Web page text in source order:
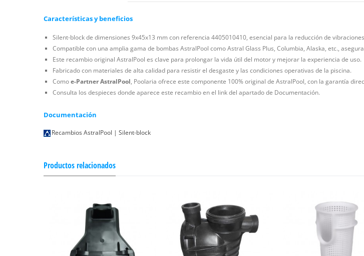
Características y beneficios
Silent-block de dimensiones 9x45x13 mm con referencia 4405010410, esencial para la reducción de
Compatible con una amplia gama de bombas AstralPool como Astral Glass Plus, Columbia, Alaska, etc.,
Este recambio original AstralPool es clave para prolongar la vida útil del motor y mejorar la experiencia de uso.
Fabricado con materiales de alta calidad para resistir el desgaste y las condiciones operativas de la piscina.
Comoe-Partner AstralPool, Poolaria ofrece este componente 100% original de AstralPool, con la garantía
Consulta los despieces donde aparece este recambio en el link del apartado de Documentación.
Documentación
Recambios AstralPool | Silent-block
Productos relacionados